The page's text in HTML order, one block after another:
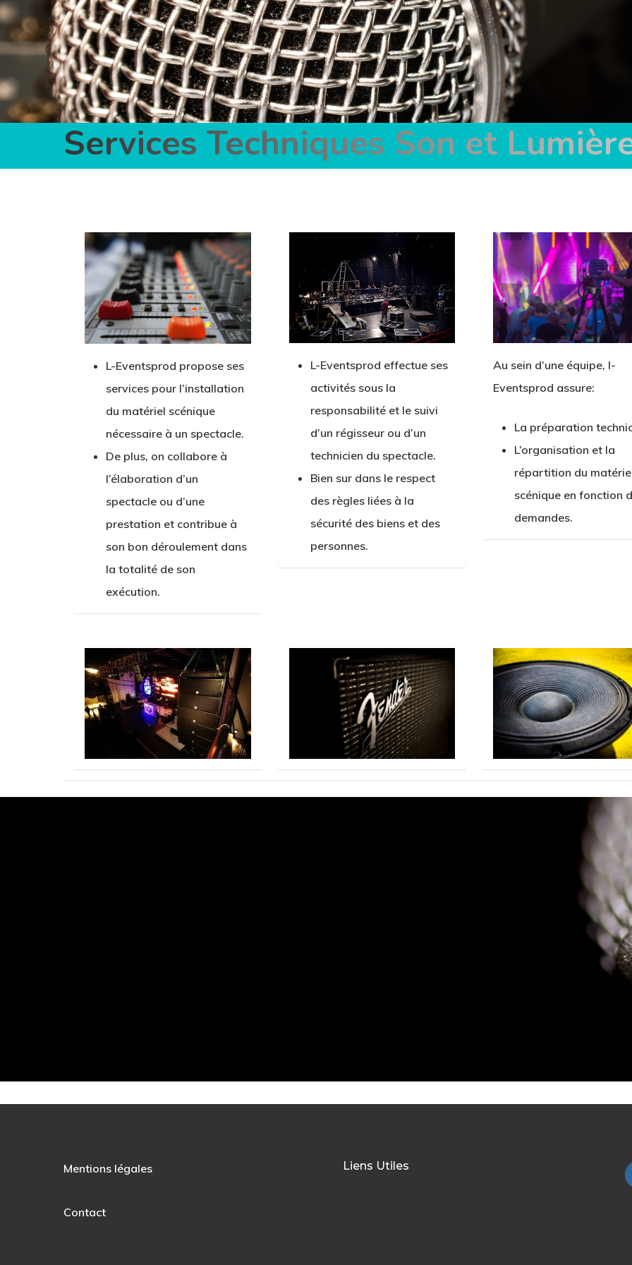
Services Techniques Son et
L-Eventsprod propose ses
services pour l’installation
du matériel scénique
nécessaire à un spectacle.
De plus, on collabore à
l’élaboration d’un
spectacle ou d’une
prestation et contribue à
son bon déroulement dans
la totalité de son
exécution.
L-Eventsprod effectue ses
activités sous la
responsabilité et le suivi
d’un régisseur ou d’un
technicien du spectacle.
Bien sur dans le respect
des règles liées à la
sécurité des biens et des
personnes.
Au sein d’une équipe, l-
Eventsprod assure:
La préparation
L’organisation et la
répartition du
scénique en fonction
demandes.
Mentions légales
Contact
Liens Utiles